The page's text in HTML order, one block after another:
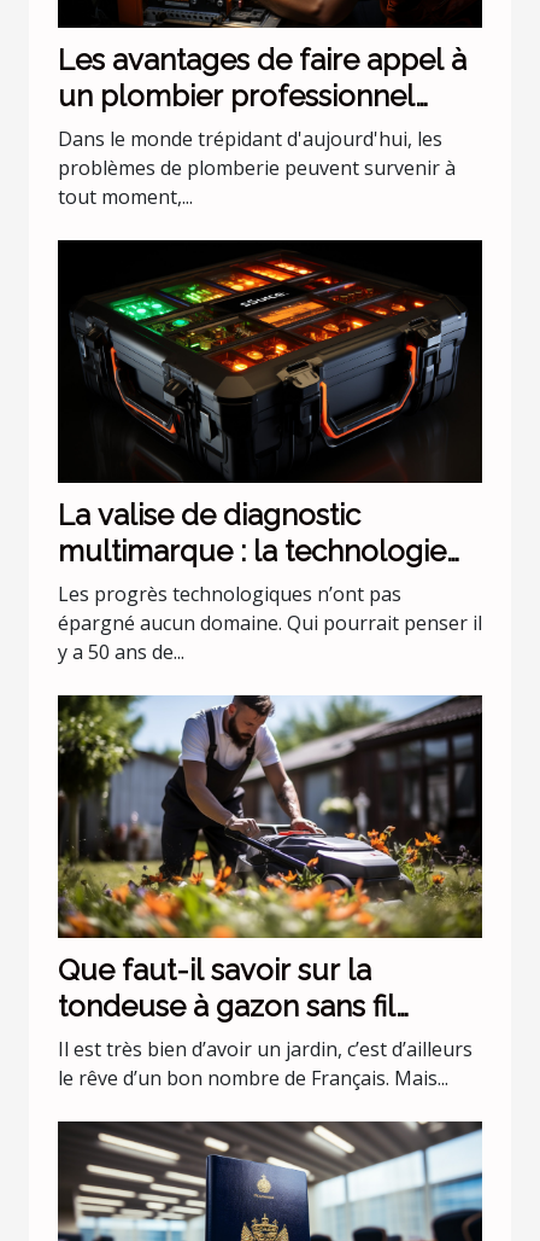
Les avantages de faire appel à
un plombier professionnel
pour les urgences nocturnes
Dans le monde trépidant d'aujourd'hui, les
problèmes de plomberie peuvent survenir à
tout moment,...
La valise de diagnostic
multimarque : la technologie
évolue !
Les progrès technologiques n’ont pas
épargné aucun domaine. Qui pourrait penser il
y a 50 ans de...
Que faut-il savoir sur la
tondeuse à gazon sans fil
batterie 36 v Black+Decker
CLMA4820L2-QW ?
Il est très bien d’avoir un jardin, c’est d’ailleurs
le rêve d’un bon nombre de Français. Mais...